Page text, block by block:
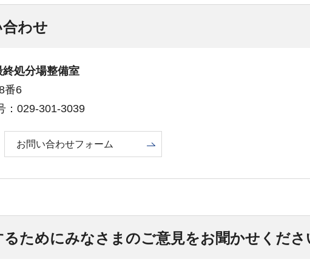
わせ
処分場整備室
番6
：029-301-3039
お問い合わせフォーム
ためにみなさまのご意見をお聞かせくださ